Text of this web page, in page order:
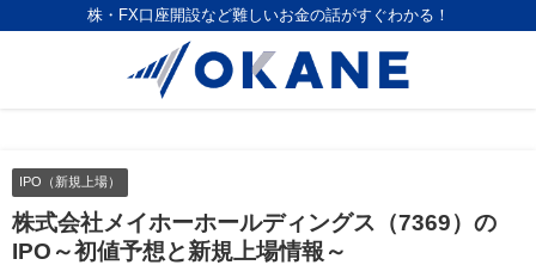
株・FX口座開設など難しいお金の話がすぐわかる！
IPO（新規上場）
株式会社メイホーホールディングス（7369）の
IPO～初値予想と新規上場情報～